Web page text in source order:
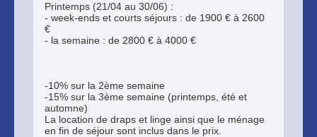
Printemps (21/04 au 30/06) :
- week-ends et courts séjours : de 1900 € à 2600
€
- la semaine : de 2800 € à 4000 €
-10% sur la 2ème semaine
-15% sur la 3ème semaine (printemps, été et
automne)
La location de draps et linge ainsi que le ménage
en fin de séjour sont inclus dans le prix.